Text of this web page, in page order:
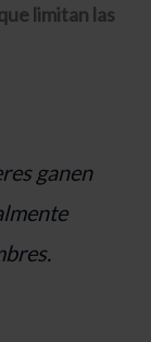
limitan las
ganen